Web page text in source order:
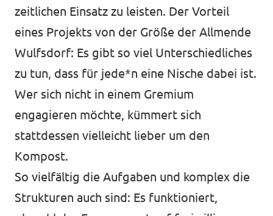
zeitlichen Einsatz zu leisten. Der Vorteil
eines Projekts von der Größe der Allmende
Wulfsdorf: Es gibt so viel Unterschiedliches
zu tun, dass für jede*n eine Nische dabei ist.
Wer sich nicht in einem Gremium
engagieren möchte, kümmert sich
stattdessen vielleicht lieber um den
Kompost.
So vielfältig die Aufgaben und komplex die
Strukturen auch sind: Es funktioniert,